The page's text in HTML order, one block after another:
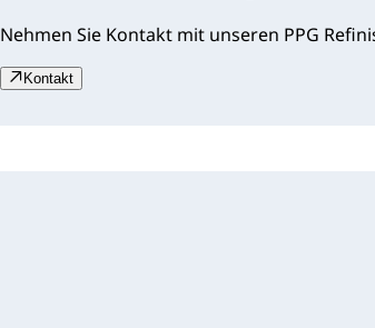
Nehmen Sie Kontakt mit unseren PPG
Kontakt